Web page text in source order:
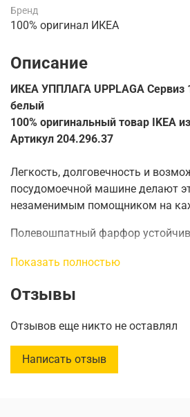
Бренд
100% оригинал ИКЕА
Описание
ИКЕА УППЛАГА UPPLAGA Сервиз
белый
100% оригинальный товар IKEA
Артикул 204.296.37
Легкость, долговечность и
посудомоечной машине делают
незаменимым помощником на
Полевошпатный фарфор
В комплект входят: 6 тарелок (28
Этот великолепный сервиз от
украшением вашего стола!
кто ценит скандинавский
Показать полностью
Отзывы
Отзывов еще никто не оставлял
Написать отзыв